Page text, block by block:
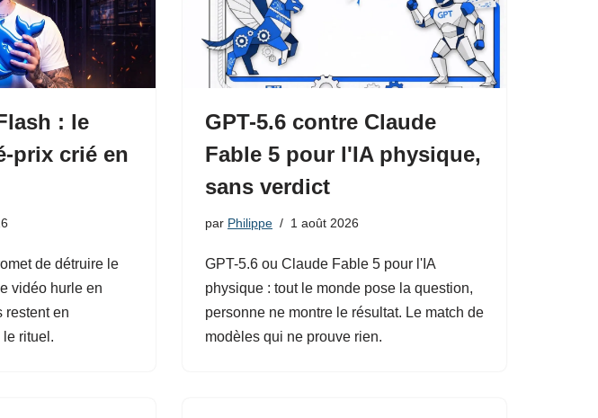
: le
prix crié en
de détruire le
vidéo hurle en
restent en
rituel.
GPT-5.6 contre Claude
Fable 5 pour l'IA physique,
sans verdict
par Philippe 1 août 2026
GPT-5.6 ou Claude Fable 5 pour l'IA
physique : tout le monde pose la question,
personne ne montre le résultat. Le match de
modèles qui ne prouve rien.